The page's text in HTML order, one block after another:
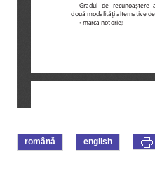
română english